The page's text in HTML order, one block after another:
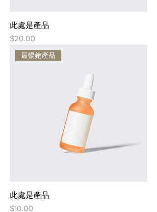
此處是產品
價格
$20.00
最暢銷產品
此處是產品
價格
$10.00